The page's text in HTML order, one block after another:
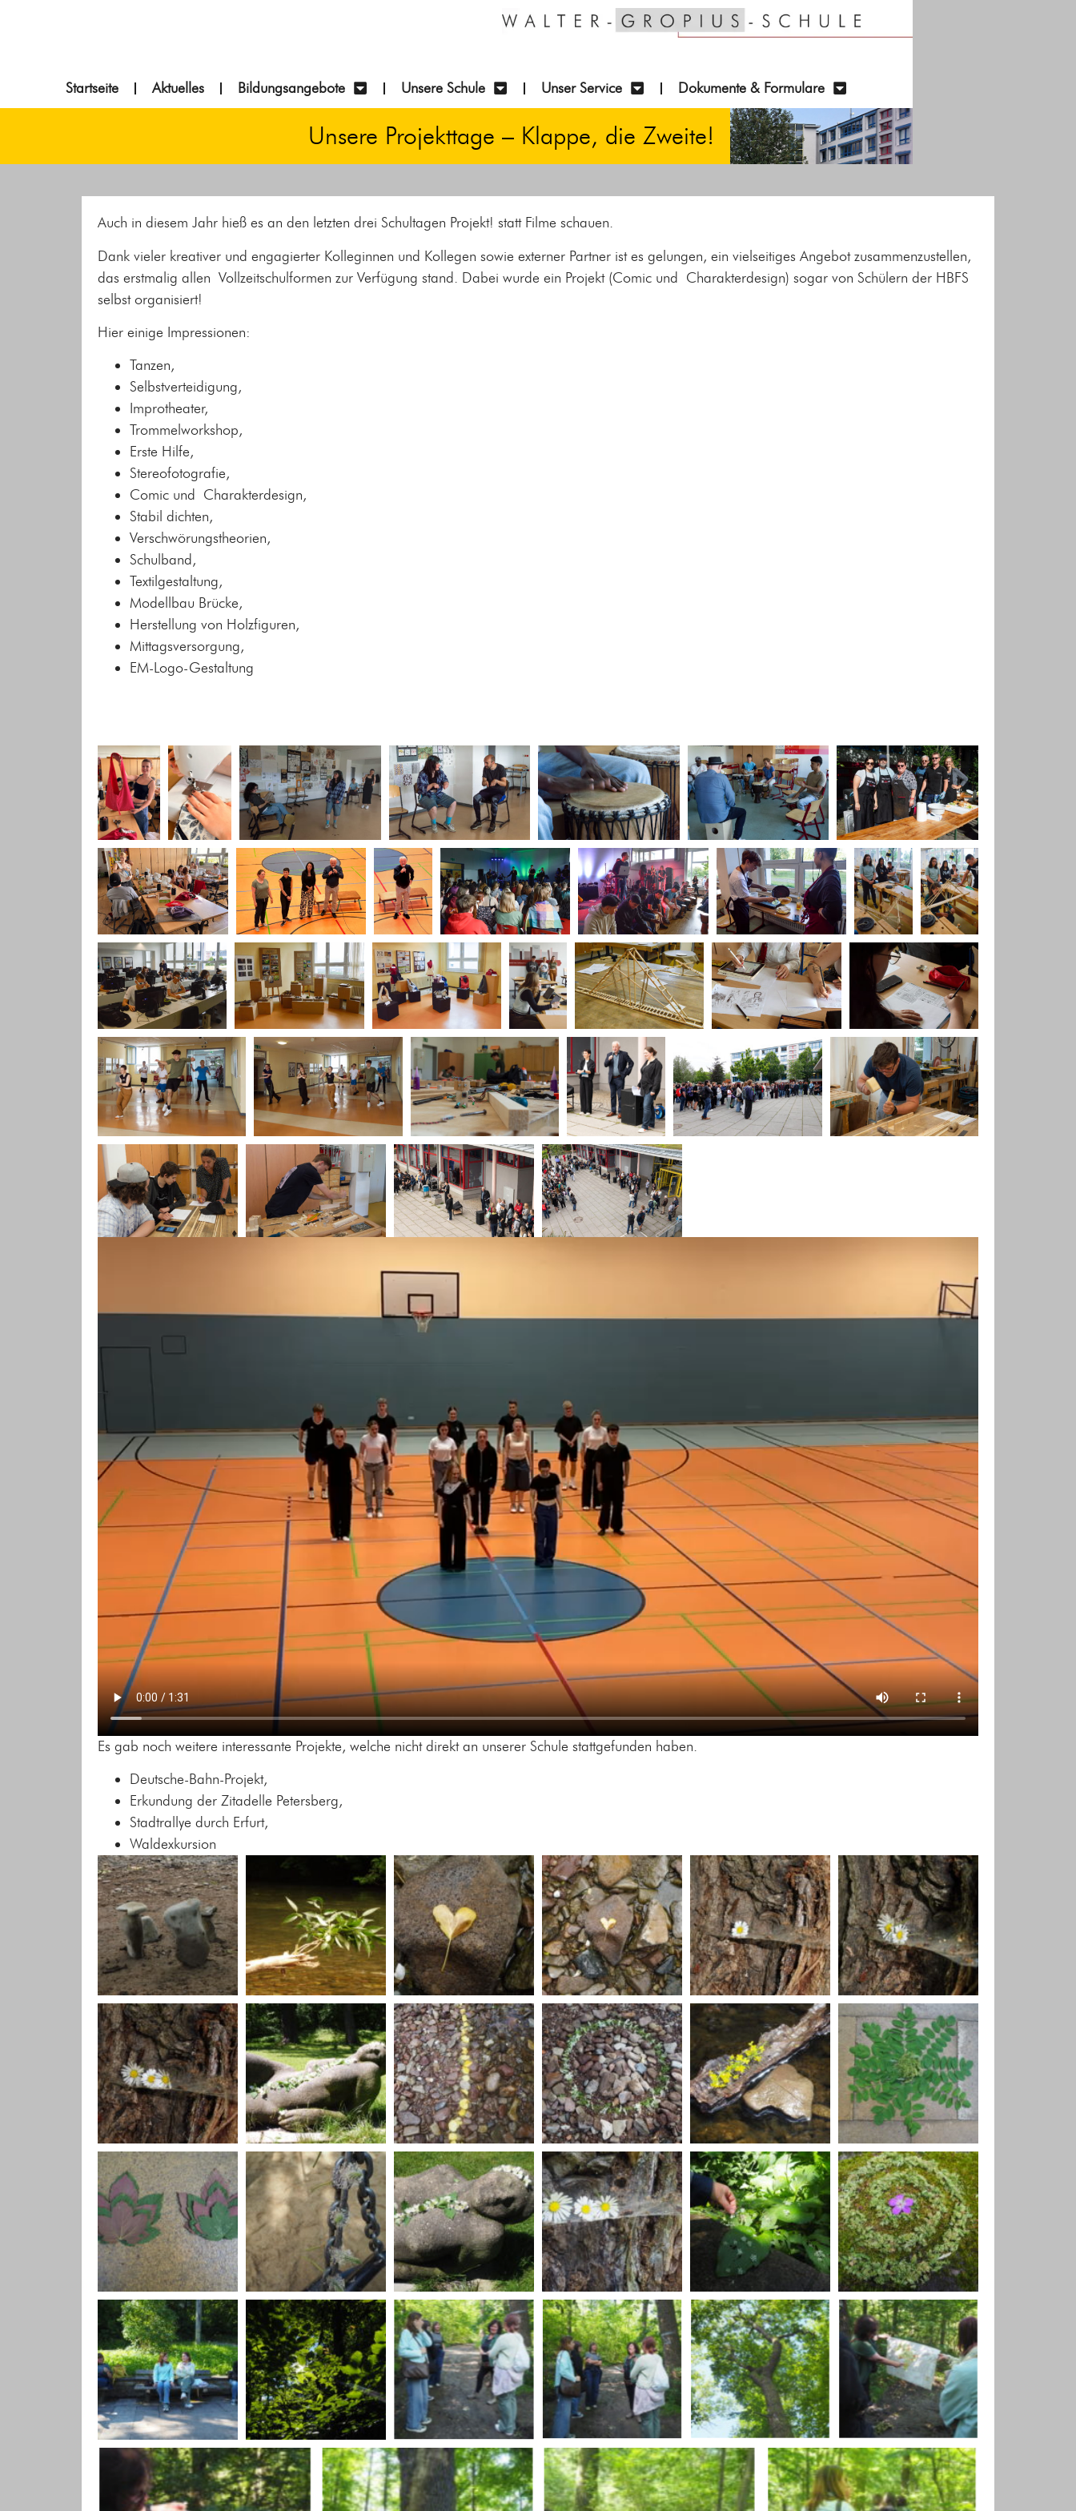
Startseite Aktuelles Bildungsangebote Unsere Schule Unser Service Dokumente & Formulare
Unsere Projekttage – Klappe, die Zweite!
Auch in diesem Jahr hieß es an den letzten drei Schultagen Projekt! statt Filme schauen.
Dank vieler kreativer und engagierter Kolleginnen und Kollegen sowie externer Partner ist es gelungen, ein vielseitiges Angebot zusammenzustellen,
das erstmalig allen Vollzeitschulformen zur Verfügung stand. Dabei wurde ein Projekt (Comic und Charakterdesign) sogar von Schülern der HBFS
selbst organisiert!
Hier einige Impressionen:
Tanzen,
Selbstverteidigung,
Improtheater,
Trommelworkshop,
Erste Hilfe,
Stereofotografie,
Comic und Charakterdesign,
Stabil dichten,
Verschwörungstheorien,
Schulband,
Textilgestaltung,
Modellbau Brücke,
Herstellung von Holzfiguren,
Mittagsversorgung,
EM-Logo-Gestaltung
Es gab noch weitere interessante Projekte, welche nicht direkt an unserer Schule stattgefunden haben.
Deutsche-Bahn-Projekt,
Erkundung der Zitadelle Petersberg,
Stadtrallye durch Erfurt,
Waldexkursion